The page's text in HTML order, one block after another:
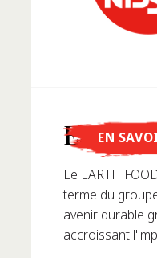
Earth
Le EARTH
terme du
avenir durable
accroissant
EN
...Momofuku
premier ramen
apprécions les